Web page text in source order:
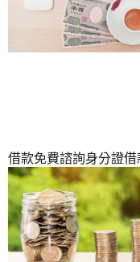
借款免費諮詢身分證借